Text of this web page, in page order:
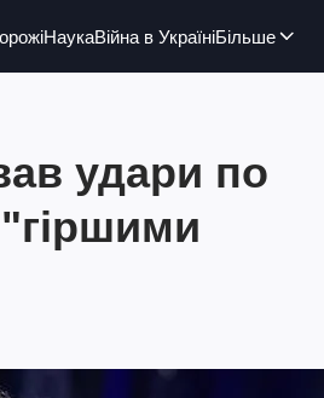
НаукаВійна в УкраїніБільше
удари по